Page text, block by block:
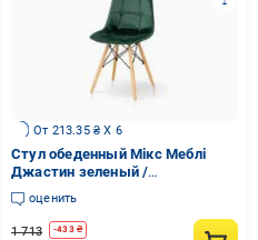
От 213.35 ₴ X 6
Стул обеденный Мікс Меблі
Джастин зеленый /
натуральный
оценить
1 713 -433₴